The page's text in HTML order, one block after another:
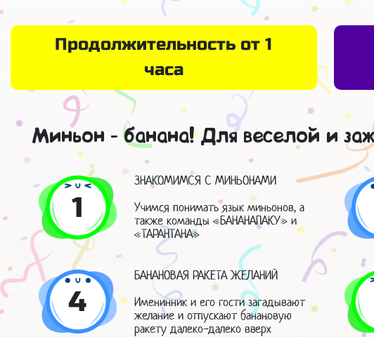
Продолжительность от 1
часа
Миньон - банана! Для веселой и
1
ЗНАКОМИМСЯ С МИНЬОНАМИ
Учимся понимать язык миньонов, а
также команды «БАНАНАПАКУ» и
«ТАРАНТАНА»
4
БАНАНОВАЯ РАКЕТА ЖЕЛАНИЙ
Именинник и его гости загадывают
желание и отпускают банановую
ракету далеко-далеко вверх